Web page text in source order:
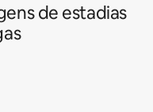
de estadias